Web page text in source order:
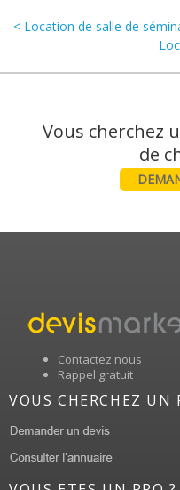
< Location de salle de
Vous cherchez
Contactez nous
Rappel gratuit
VOUS CHERCHEZ UN